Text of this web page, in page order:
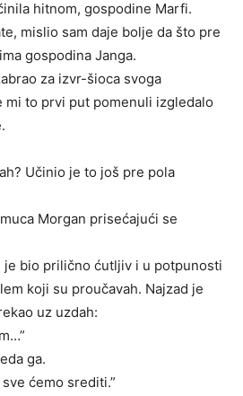
hitnom, gospodine Marfi.
mislio sam daje bolje da što pre
gospodina Janga.
za izvr-šioca svoga
mi to prvi put pomenuli izgledalo
Učinio je to još pre pola
Morgan prisećajući se
je bio prilično ćutljiv i u potpunosti
koji su proučavah. Najzad je
uz uzdah:
ga.
ćemo srediti.”